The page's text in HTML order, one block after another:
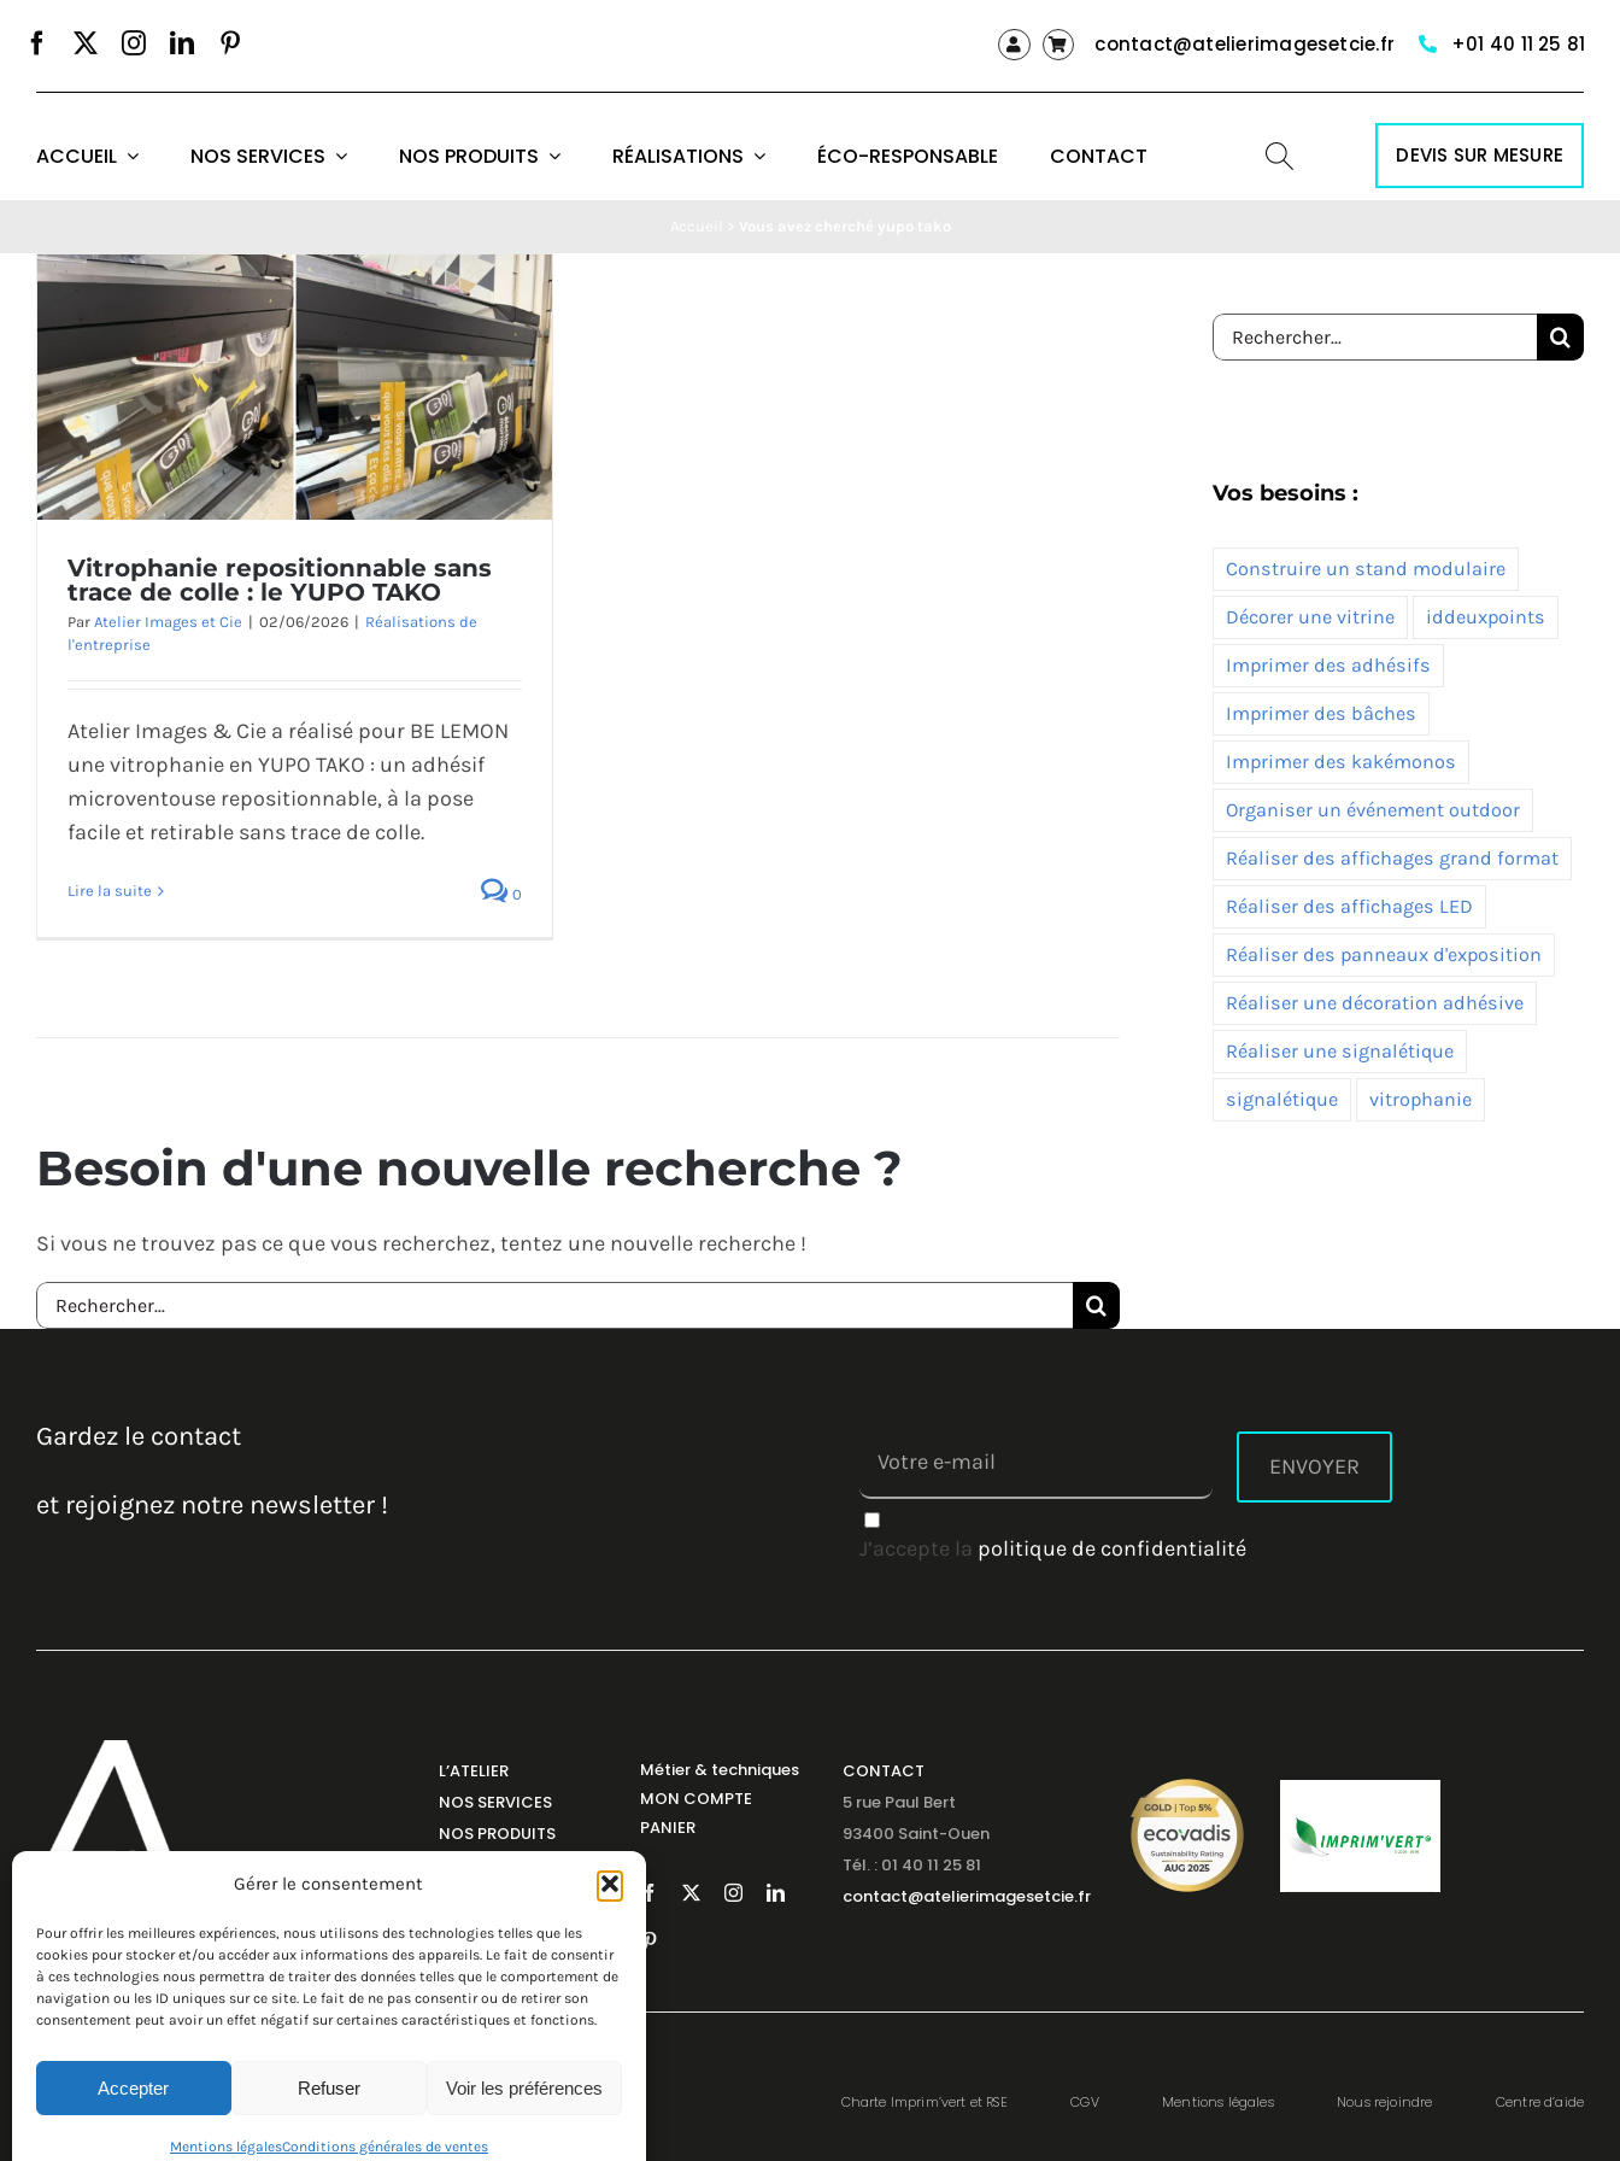
Gérer le consentement
Pour offrir les meilleures expériences, nous utilisons des technologies telles que les
cookies pour stocker et/ou accéder aux informations des appareils. Le fait de consentir
à ces technologies nous permettra de traiter des données telles que le comportement de
navigation ou les ID uniques sur ce site. Le fait de ne pas consentir ou de retirer son
consentement peut avoir un effet négatif sur certaines caractéristiques et fonctions.
Accepter Refuser Voir les préférences
Mentions légalesConditions générales de ventes
contact@atelierimagesetcie.fr +01 40 11 25 81
ACCUEIL NOS SERVICES NOS PRODUITS RÉALISATIONS ÉCO-RESPONSABLE CONTACT DEVIS SUR MESURE
Vitrophanie repositionnable sans
trace de colle : le YUPO TAKO
Par Atelier Images et Cie | 02/06/2026 | Réalisations de
l'entreprise
Atelier Images & Cie a réalisé pour BE LEMON
une vitrophanie en YUPO TAKO : un adhésif
microventouse repositionnable, à la pose
facile et retirable sans trace de colle.
Lire la suite 0
Besoin d'une nouvelle recherche ?
Si vous ne trouvez pas ce que vous recherchez, tentez une nouvelle recherche !
Rechercher:
Rechercher:
Vos besoins :
Construire un stand modulaire
Décorer une vitrine iddeuxpoints
Imprimer des adhésifs
Imprimer des bâches
Imprimer des kakémonos
Organiser un événement outdoor
Réaliser des affichages grand format
Réaliser des affichages LED
Réaliser des panneaux d'exposition
Réaliser une décoration adhésive
Réaliser une signalétique
signalétique vitrophanie
Gardez le contact
et rejoignez notre newsletter !
J’accepte la politique de confidentialité
L’ATELIER
NOS SERVICES
NOS PRODUITS
Métier & techniques
MON COMPTE
PANIER
CONTACT
5 rue Paul Bert
93400 Saint-Ouen
Tél. : 01 40 11 25 81
contact@atelierimagesetcie.fr
© Atelier Images & Cie 2026 Charte Imprim’vert et RSE CGV Mentions légales Nous rejoindre Centre d’aide